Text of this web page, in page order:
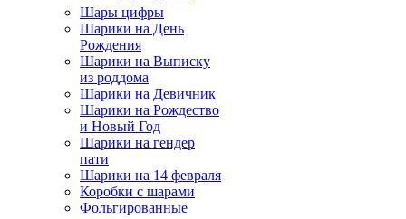
Шары цифры
Шарики на День
Рождения
Шарики на Выписку
из роддома
Шарики на Девичник
Шарики на Рождество
и Новый Год
Шарики на гендер
пати
Шарики на 14 февраля
Коробки с шарами
Фольгированные